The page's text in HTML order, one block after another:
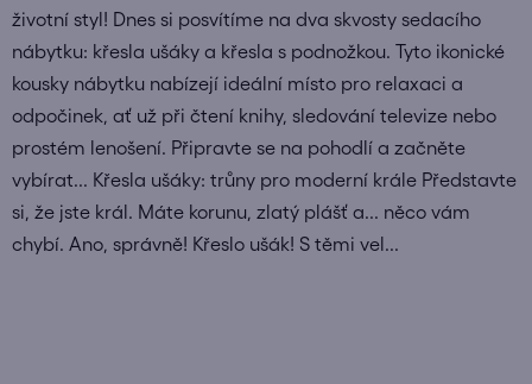
životní styl! Dnes si posvítíme na dva skvosty sedacího
nábytku: křesla ušáky a křesla s podnožkou. Tyto ikonické
kousky nábytku nabízejí ideální místo pro relaxaci a
odpočinek, ať už při čtení knihy, sledování televize nebo
prostém lenošení. Připravte se na pohodlí a začněte
vybírat... Křesla ušáky: trůny pro moderní krále Představte
si, že jste král. Máte korunu, zlatý plášť a... něco vám
chybí. Ano, správně! Křeslo ušák! S těmi vel...